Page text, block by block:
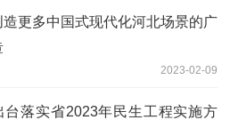
造更多中国式现代化河北场景的广
2023-02-09
台落实省2023年民生工程实施方